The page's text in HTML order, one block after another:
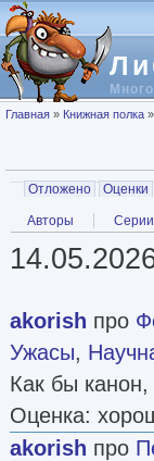
Перейти к основному
Вы здесь
Главная » Книжная полка »
Главные
Отложено Оценки
Вторичные
Авторы Серии
akorish про
Ужасы,
Как бы канон,
Оценка:
akorish про